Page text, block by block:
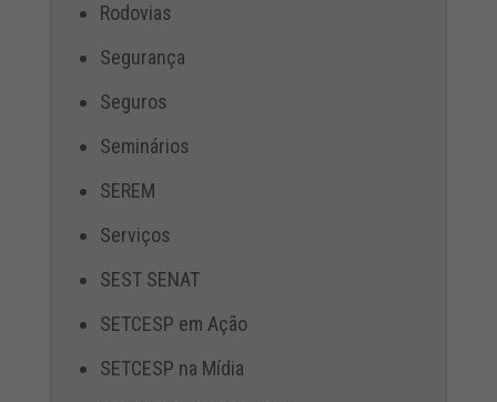
Rodovias
Segurança
Seguros
Seminários
SEREM
Serviços
SEST SENAT
SETCESP em Ação
SETCESP na Mídia